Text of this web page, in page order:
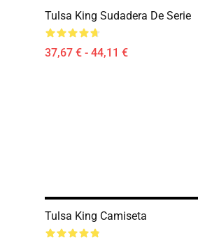
Tulsa King Sudadera De Serie
37,67 € - 44,11 €
Tulsa King Camiseta